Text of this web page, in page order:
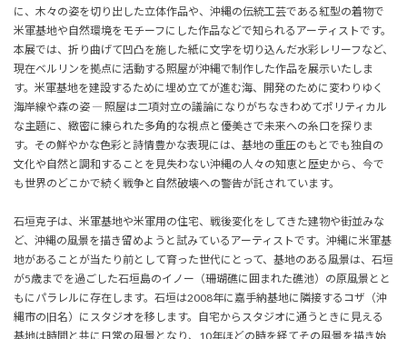
に、木々の姿を切り出した立体作品や、沖縄の伝統工芸である紅型の着物で
米軍基地や自然環境をモチーフにした作品などで知られるアーティストです。
本展では、折り曲げて凹凸を施した紙に文字を切り込んだ水彩レリーフなど、
現在ベルリンを拠点に活動する照屋が沖縄で制作した作品を展示いたしま
す。米軍基地を建設するために埋め立てが進む海、開発のために変わりゆく
海岸線や森の姿 ― 照屋は二項対立の議論になりがちなきわめてポリティカル
な主題に、緻密に練られた多角的な視点と優美さで未来への糸口を探りま
す。その鮮やかな色彩と詩情豊かな表現には、基地の重圧のもとでも独自の
文化や自然と調和することを見失わない沖縄の人々の知恵と歴史から、今で
も世界のどこかで続く戦争と自然破壊への警告が託されています。
石垣克子は、米軍基地や米軍用の住宅、戦後変化をしてきた建物や街並みな
ど、沖縄の風景を描き留めようと試みているアーティストです。沖縄に米軍基
地があることが当たり前として育った世代にとって、基地のある風景は、石垣
が5歳までを過ごした石垣島のイノー（珊瑚礁に囲まれた礁池）の原風景とと
もにパラレルに存在します。石垣は2008年に嘉手納基地に隣接するコザ（沖
縄市の旧名）にスタジオを移します。自宅からスタジオに通うときに見える
基地は時間と共に日常の風景となり、10年ほどの時を経てその風景を描き始